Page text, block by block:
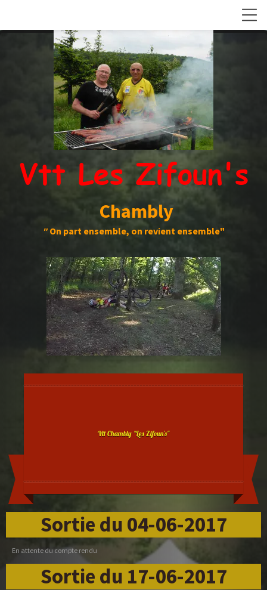
Vtt Les Zifoun's
Chambly
" On part ensemble, on revient ensemble"
Vtt Chambly "Les Zifoun's"
Sortie du 04-06-2017
En attente du compte rendu
Sortie du 17-06-2017